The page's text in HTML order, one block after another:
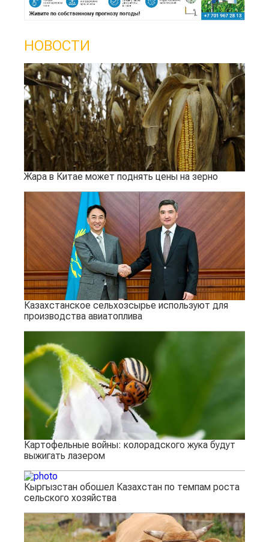
НОВОСТИ
Жара в Китае может поднять цены на зерно
Казахстанское сельхозсырье используют для
производства авиатоплива
Картофельные войны: колорадского жука будут
выжигать лазером
Кыргызстан обошел Казахстан по темпам роста
сельского хозяйства